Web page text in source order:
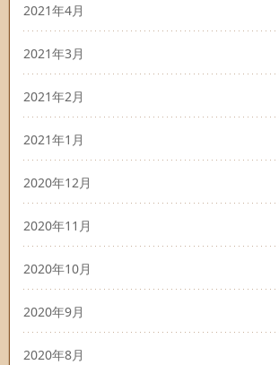
2021年4月
2021年3月
2021年2月
2021年1月
2020年12月
2020年11月
2020年10月
2020年9月
2020年8月